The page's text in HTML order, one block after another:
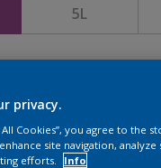
5L
Calculateur de
privacy.
All Cookies”, you agree to the
site navigation, analyze
efforts.
Info